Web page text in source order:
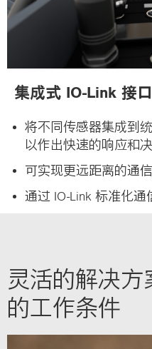
集成式 IO-Link 接口
将不同传感器集成到
以作出快速的响应和
可实现更远距离的通信
通过 IO-Link 标准化
灵活的解决方
的工作条件